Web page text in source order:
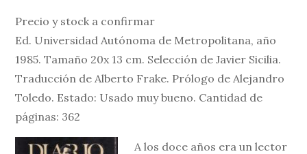
Precio y stock a confirmar
Ed. Universidad Autónoma de Metropolitana, año
1985. Tamaño 20x 13 cm. Selección de Javier Sicilia.
Traducción de Alberto Frake. Prólogo de Alejandro
Toledo. Estado: Usado muy bueno. Cantidad de
páginas: 362
A los doce años era un lector